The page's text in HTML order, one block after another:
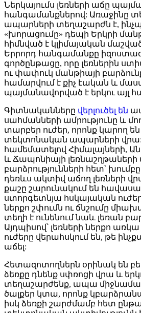
Ներկայումս լեռների աճը
հանգամանքներով: Առաջինը
ապարների տեղաշարժն է,
«խորացումը» դեպի Երկրի
հիմնված է կլիմայական
Երրորդ հանգամանքը
գործընթացը, որը լեռներին
ու փափուկ մանթիայի
համարվում է քիչ էական և
պայմանավորված է երկու այլ
Գիտնականները վերլուծել են
սահմանների ամրությունը և
տարբեր ուժեր, որոնք կարող են
տեկտոնական ապարների վրա:
համեմատելով Հիմալայների,
և Ճապոնիայի
բարձրությունների հետ՝
դեռևս ակտիվ աճող լեռների
քաշը շարունակում են
ստորգետնյա հսկայական
ներքո շփումն ու ճնշումը
տեղի է ունենում նաև լեռան
Այդպիսով՝ լեռների ներքո
ուժերը վերահսկում են, թե
աճել:
Հետազոտողներն օրինակ են
ձեռքը դնենք սփռոցի վրա և
տեղաշարժենք, ապա
ծալքեր կտա, որոնք
իսկ ձեռքի շարժմամբ հետ